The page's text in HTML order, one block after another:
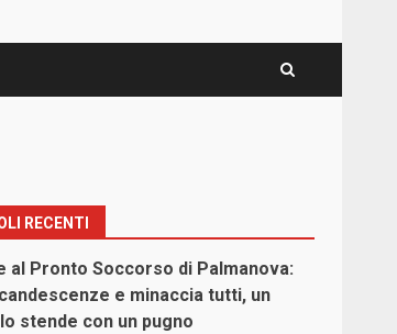
RECENTI
al Pronto Soccorso di Palmanova:
e minaccia tutti, un
stende con un pugno